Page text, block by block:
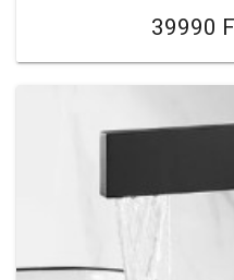
39990